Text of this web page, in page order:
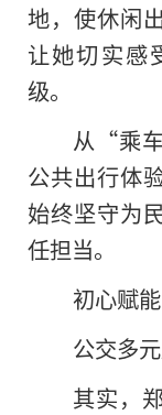
地，使休闲
让她切实感
级。
从“乘
公共出行体
始终坚守为
任担当。
初心赋能
公交多
其实，